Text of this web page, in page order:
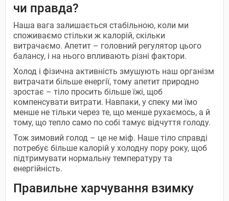
чи правда?
Наша вага залишається стабільною, коли ми
споживаємо стільки ж калорій, скільки
витрачаємо. Апетит – головний регулятор цього
балансу, і на нього впливають різні фактори.
Холод і фізична активність змушують наш організм
витрачати більше енергії, тому апетит природно
зростає – тіло просить більше їжі, щоб
компенсувати витрати. Навпаки, у спеку ми їмо
менше не тільки через те, що менше рухаємось, а й
тому, що тепло само по собі тамує відчуття голоду.
Тож зимовий голод – це не міф. Наше тіло справді
потребує більше калорій у холодну пору року, щоб
підтримувати нормальну температуру та
енергійність.
Правильне харчування взимку